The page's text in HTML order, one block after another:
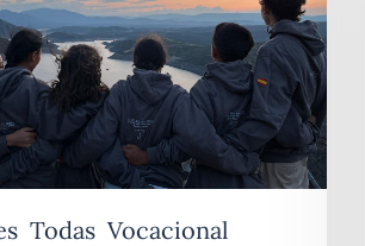
Todas Vocacional